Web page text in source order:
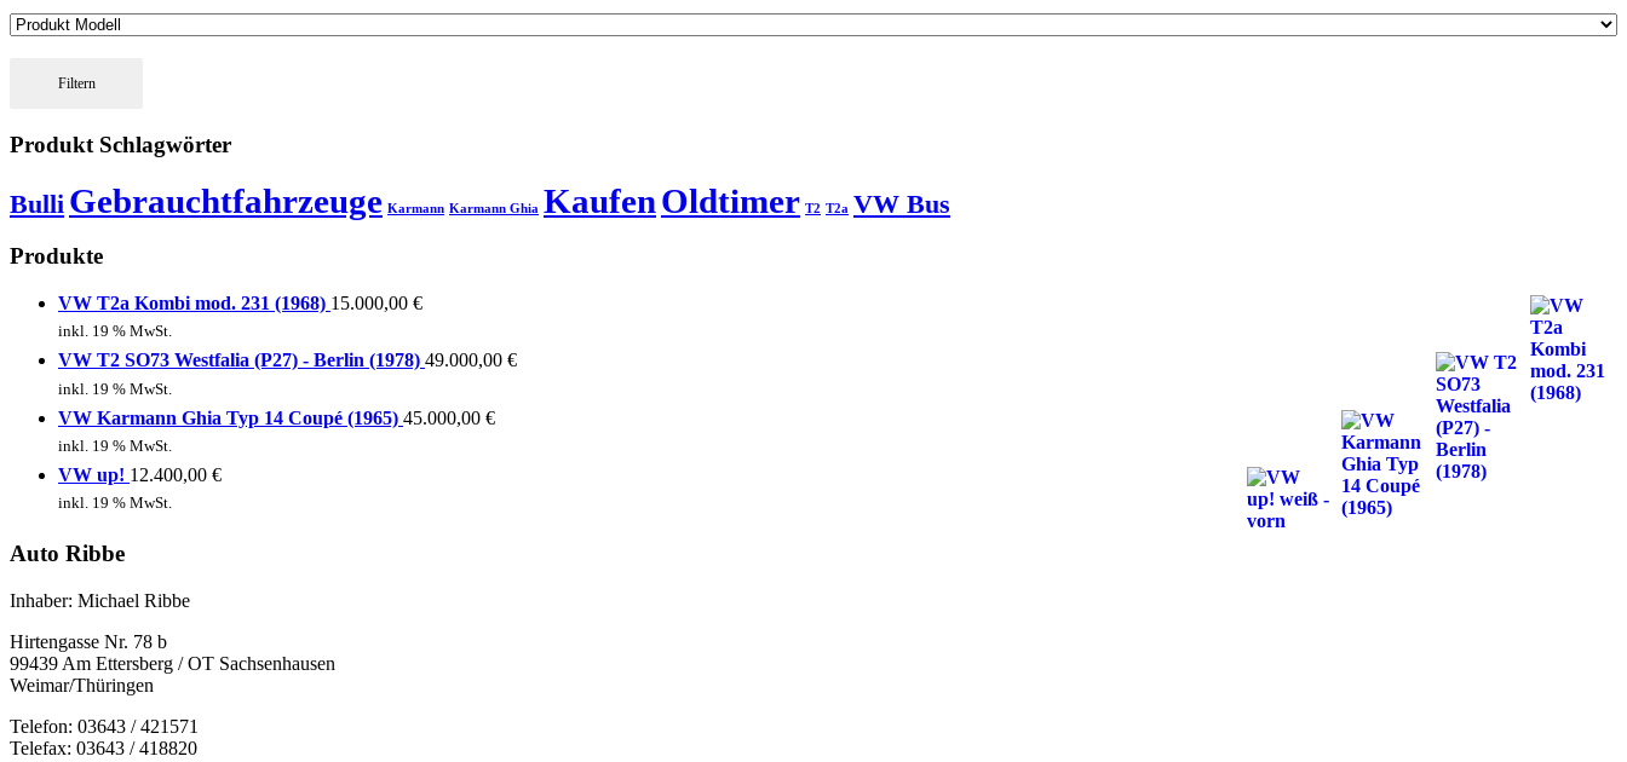
Filtern
Produkt Schlagwörter
Bulli Gebrauchtfahrzeuge Karmann Karmann Ghia KaufenOldtimer T2 T2a VW Bus
Produkte
VW T2a Kombi mod. 231 (1968) 15.000,00 €
inkl. 19 % MwSt.
VW T2 SO73 Westfalia (P27) - Berlin (1978) 49.000,00 €
inkl. 19 % MwSt.
VW Karmann Ghia Typ 14 Coupé (1965) 45.000,00 €
inkl. 19 % MwSt.
VW up! 12.400,00 €
inkl. 19 % MwSt.
Auto Ribbe
Inhaber: Michael Ribbe
Hirtengasse Nr. 78 b
99439 Am Ettersberg / OT Sachsenhausen
Weimar/Thüringen
Telefon: 03643 / 421571
Telefax: 03643 / 418820